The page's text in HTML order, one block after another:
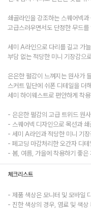
쇄골라인을 강조하는 스퀘어넥
고급스러우면서도 단정한 무드를
세미 A라인으로 다리를 길고 가
부담 없는 적당한 미니 기장감으
은은한 펄감이 느껴지는 원사가
스커트 밑단에 쉬폰 디테일을 더
세미 하이웨스트로 편안하게 착
- 은은한 펄감의 고급 트위드 원
- 스퀘어넥 디자인으로 목선과
- 세미 A라인과 적당한 미니 기
- 페고딩 마감처리한 오간자 디
- 봄, 여름, 가을에 착용하기 좋은
체크리스트
- 제품 색상은 모니터 및 모바일
- 진한 색상의 경우, 염료 및 색상